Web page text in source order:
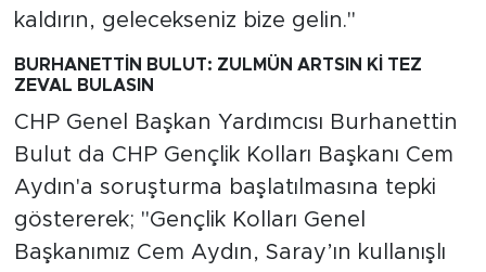
kaldırın, gelecekseniz bize gelin."
BURHANETTİN BULUT: ZULMÜN ARTSIN Kİ TEZ
ZEVAL BULASIN
CHP Genel Başkan Yardımcısı Burhanettin
Bulut da CHP Gençlik Kolları Başkanı Cem
Aydın'a soruşturma başlatılmasına tepki
göstererek; "Gençlik Kolları Genel
Başkanımız Cem Aydın, Saray’ın kullanışlı